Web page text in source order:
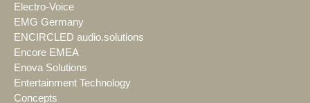
Electro-Voice
EMG Germany
ENCIRCLED audio.solutions
Encore EMEA
Enova Solutions
Entertainment Technology
Concepts